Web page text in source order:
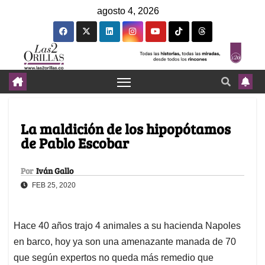
agosto 4, 2026
La maldición de los hipopótamos
de Pablo Escobar
Por Iván Gallo
FEB 25, 2020
Hace 40 años trajo 4 animales a su hacienda Napoles
en barco, hoy ya son una amenazante manada de 70
que según expertos no queda más remedio que